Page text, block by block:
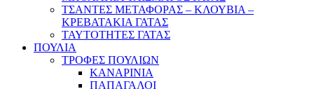
ΤΣΑΝΤΕΣ ΜΕΤΑΦΟΡΑΣ – ΚΛΟΥΒΙΑ –
ΚΡΕΒΑΤΑΚΙΑ ΓΑΤΑΣ
ΤΑΥΤΟΤΗΤΕΣ ΓΑΤΑΣ
ΠΟΥΛΙΑ
ΤΡΟΦΕΣ ΠΟΥΛΙΩΝ
ΚΑΝΑΡΙΝΙΑ
ΠΑΠΑΓΑΛΟΙ